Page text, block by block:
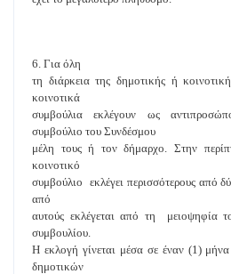
6. Για όλη
τη διάρκεια της δημοτικής ή
κοινοτικά
συμβούλια εκλέγουν ως
συμβούλιο του Συνδέσμου
μέλη τους ή τον δήμαρχο. Στην
κοινοτικό
συμβούλιο εκλέγει περισσότερους από
από
αυτούς εκλέγεται από τη μειοψηφία
συμβουλίου.
Η εκλογή γίνεται μέσα σε έναν (1)
δημοτικών